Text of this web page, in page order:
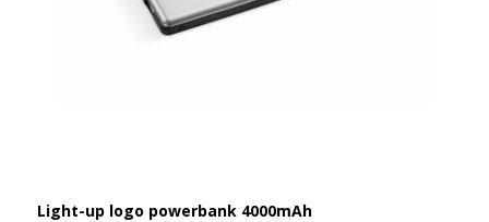
Light-up logo powerbank 4000mAh